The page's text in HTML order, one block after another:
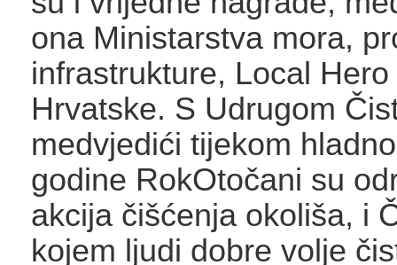
ona Ministarstva mora,
infrastrukture, Local
Hrvatske. S Udrugom
medvjedići tijekom
godine RokOtočani su
akcija čišćenja okoliša, i
kojem ljudi dobre volje